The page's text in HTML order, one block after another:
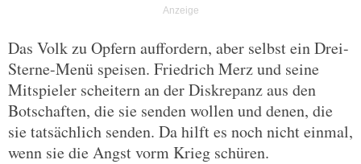
Das Volk zu Opfern auffordern, aber selbst ein Drei-
Sterne-Menü speisen. Friedrich Merz und seine
Mitspieler scheitern an der Diskrepanz aus den
Botschaften, die sie senden wollen und denen, die
sie tatsächlich senden. Da hilft es noch nicht einmal,
wenn sie die Angst vorm Krieg schüren.